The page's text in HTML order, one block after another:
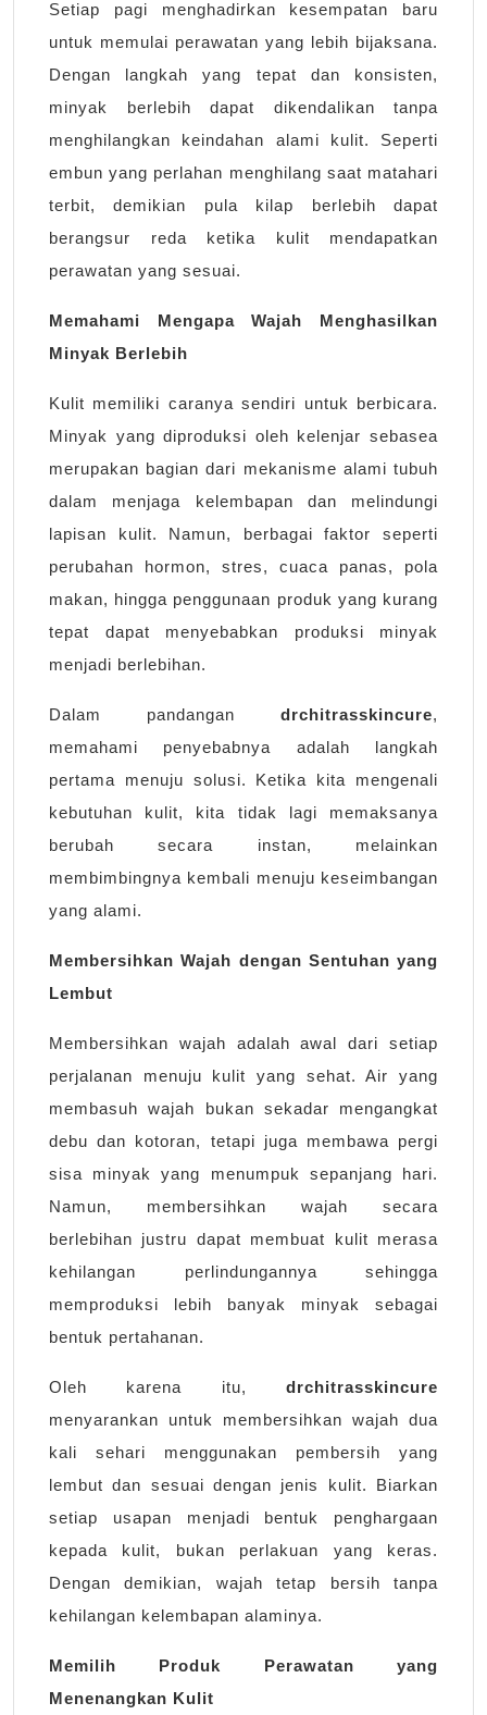
Setiap pagi menghadirkan kesempatan baru
untuk memulai perawatan yang lebih bijaksana.
Dengan langkah yang tepat dan konsisten,
minyak berlebih dapat dikendalikan tanpa
menghilangkan keindahan alami kulit. Seperti
embun yang perlahan menghilang saat matahari
terbit, demikian pula kilap berlebih dapat
berangsur reda ketika kulit mendapatkan
perawatan yang sesuai.
Memahami Mengapa Wajah Menghasilkan
Minyak Berlebih
Kulit memiliki caranya sendiri untuk berbicara.
Minyak yang diproduksi oleh kelenjar sebasea
merupakan bagian dari mekanisme alami tubuh
dalam menjaga kelembapan dan melindungi
lapisan kulit. Namun, berbagai faktor seperti
perubahan hormon, stres, cuaca panas, pola
makan, hingga penggunaan produk yang kurang
tepat dapat menyebabkan produksi minyak
menjadi berlebihan.
Dalam pandangan drchitrasskincure,
memahami penyebabnya adalah langkah
pertama menuju solusi. Ketika kita mengenali
kebutuhan kulit, kita tidak lagi memaksanya
berubah secara instan, melainkan
membimbingnya kembali menuju keseimbangan
yang alami.
Membersihkan Wajah dengan Sentuhan yang
Lembut
Membersihkan wajah adalah awal dari setiap
perjalanan menuju kulit yang sehat. Air yang
membasuh wajah bukan sekadar mengangkat
debu dan kotoran, tetapi juga membawa pergi
sisa minyak yang menumpuk sepanjang hari.
Namun, membersihkan wajah secara
berlebihan justru dapat membuat kulit merasa
kehilangan perlindungannya sehingga
memproduksi lebih banyak minyak sebagai
bentuk pertahanan.
Oleh karena itu, drchitrasskincure
menyarankan untuk membersihkan wajah dua
kali sehari menggunakan pembersih yang
lembut dan sesuai dengan jenis kulit. Biarkan
setiap usapan menjadi bentuk penghargaan
kepada kulit, bukan perlakuan yang keras.
Dengan demikian, wajah tetap bersih tanpa
kehilangan kelembapan alaminya.
Memilih Produk Perawatan yang
Menenangkan Kulit